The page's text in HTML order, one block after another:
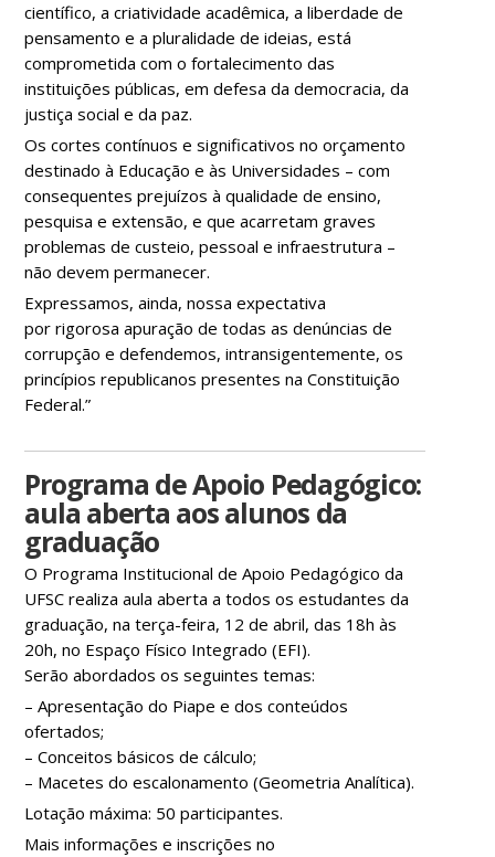
científico, a criatividade acadêmica, a liberdade de
pensamento e a pluralidade de ideias, está
comprometida com o fortalecimento das
instituições públicas, em defesa da democracia, da
justiça social e da paz.
Os cortes contínuos e significativos no orçamento
destinado à Educação e às Universidades – com
consequentes prejuízos à qualidade de ensino,
pesquisa e extensão, e que acarretam graves
problemas de custeio, pessoal e infraestrutura –
não devem permanecer.
Expressamos, ainda, nossa expectativa
por rigorosa apuração de todas as denúncias de
corrupção e defendemos, intransigentemente, os
princípios republicanos presentes na Constituição
Federal.”
Programa de Apoio Pedagógico:
aula aberta aos alunos da
graduação
O Programa Institucional de Apoio Pedagógico da
UFSC realiza aula aberta a todos os estudantes da
graduação, na terça-feira, 12 de abril, das 18h às
20h, no Espaço Físico Integrado (EFI).
Serão abordados os seguintes temas:
– Apresentação do Piape e dos conteúdos
ofertados;
– Conceitos básicos de cálculo;
– Macetes do escalonamento (Geometria Analítica).
Lotação máxima: 50 participantes.
Mais informações e inscrições no